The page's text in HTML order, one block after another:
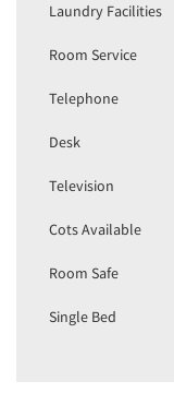
Laundry Facilities
Room Service
Telephone
Desk
Television
Cots Available
Room Safe
Single Bed